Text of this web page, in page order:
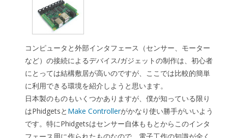
ー
ト
リ
ル）
コンピュータと外部インタフェース（センサー、モーター
など）の接続によるデバイス/ガジェットの制作は、初心者
にとっては結構敷居が高いのですが、ここでは比較的簡単
に利用できる環境を紹介しようと思います。
日本製のものもいくつかありますが、僕が知っている限り
はPhidgetsと Make Controllerがかなり使い勝手がいいよう
です。特にPhidgetsはセンサー自体ももとからこのインタ